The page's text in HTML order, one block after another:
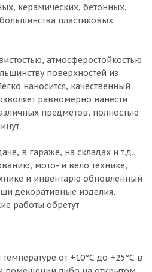
керамических, бетонных,
пластиковых
атмосферостойкостью
поверхностей из
наносится, качественный
равномерно нанести
предметов, полностью
в гараже, на складах и т.д..
мото- и вело технике,
и инвентарю обновленный
декоративные изделия,
работы обретут
от +10°С до +25°С в